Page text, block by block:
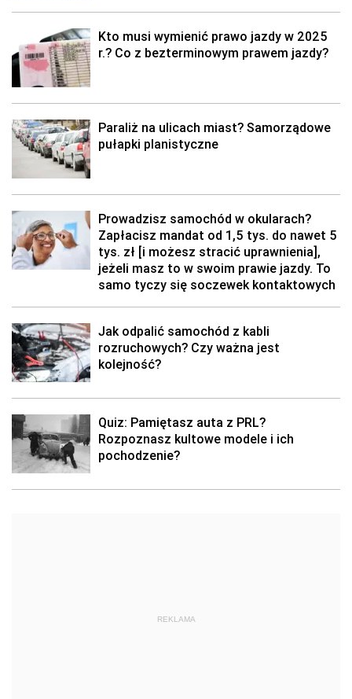
Kto musi wymienić prawo jazdy w 2025
r.? Co z bezterminowym prawem jazdy?
Paraliż na ulicach miast? Samorządowe
pułapki planistyczne
Prowadzisz samochód w okularach?
Zapłacisz mandat od 1,5 tys. do nawet 5
tys. zł [i możesz stracić uprawnienia],
jeżeli masz to w swoim prawie jazdy. To
samo tyczy się soczewek kontaktowych
Jak odpalić samochód z kabli
rozruchowych? Czy ważna jest
kolejność?
Quiz: Pamiętasz auta z PRL?
Rozpoznasz kultowe modele i ich
pochodzenie?
REKLAMA